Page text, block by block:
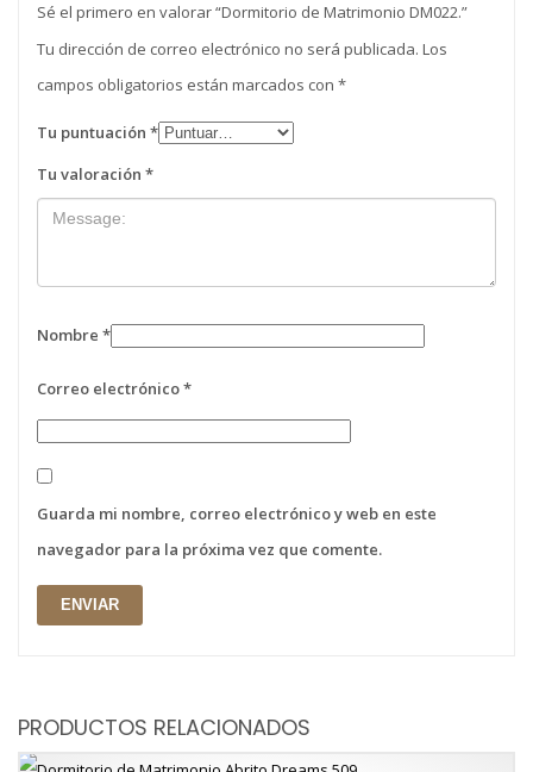
Sé el primero en valorar “Dormitorio de Matrimonio DM022.”
Tu dirección de correo electrónico no será publicada. Los
campos obligatorios están marcados con *
Tu puntuación *
Tu valoración *
Nombre *
Correo electrónico*
Guarda mi nombre, correo electrónico y web en este
navegador para la próxima vez que comente.
PRODUCTOS RELACIONADOS